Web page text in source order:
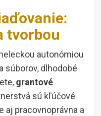
tvorbou
autonómiou
súborov, dlhodobé
grantové
sú kľúčové
aj pracovnoprávna a